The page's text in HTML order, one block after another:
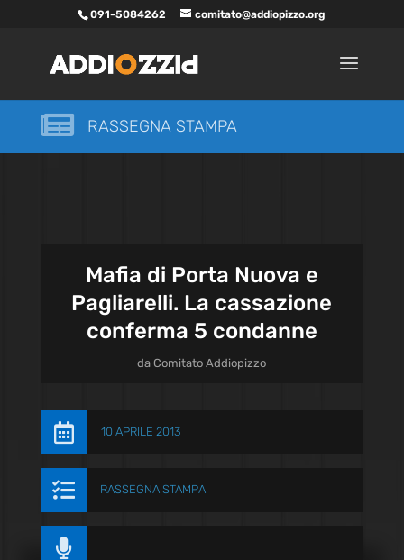
091-5084262 comitato@addiopizzo.org
 RASSEGNA STAMPA
Mafia di Porta Nuova e
Pagliarelli. La cassazione
conferma 5 condanne
daComitato Addiopizzo
 10 APRILE 2013
 RASSEGNA STAMPA
